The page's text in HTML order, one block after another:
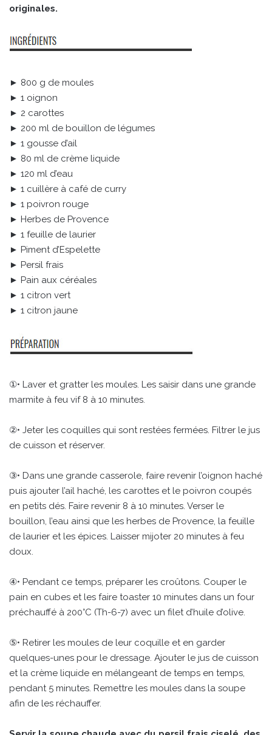
originales.
► 800 g de moules
► 1 oignon
► 2 carottes
► 200 ml de bouillon de légumes
► 1 gousse d’ail
► 80 ml de crème liquide
► 120 ml d’eau
► 1 cuillère à café de curry
► 1 poivron rouge
► Herbes de Provence
► 1 feuille de laurier
► Piment d’Espelette
► Persil frais
► Pain aux céréales
► 1 citron vert
► 1 citron jaune
①• Laver et gratter les moules. Les saisir dans une grande
marmite à feu vif 8 à 10 minutes.
②• Jeter les coquilles qui sont restées fermées. Filtrer le jus
de cuisson et réserver.
③• Dans une grande casserole, faire revenir l’oignon haché
puis ajouter l’ail haché, les carottes et le poivron coupés
en petits dés. Faire revenir 8 à 10 minutes. Verser le
bouillon, l’eau ainsi que les herbes de Provence, la feuille
de laurier et les épices. Laisser mijoter 20 minutes à feu
doux.
④• Pendant ce temps, préparer les croûtons. Couper le
pain en cubes et les faire toaster 10 minutes dans un four
préchauffé à 200°C (Th-6-7) avec un filet d’huile d’olive.
⑤• Retirer les moules de leur coquille et en garder
quelques-unes pour le dressage. Ajouter le jus de cuisson
et la crème liquide en mélangeant de temps en temps,
pendant 5 minutes. Remettre les moules dans la soupe
afin de les réchauffer.